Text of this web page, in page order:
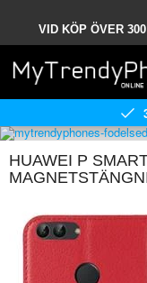
VID KÖP ÖVER
HUAWEI P